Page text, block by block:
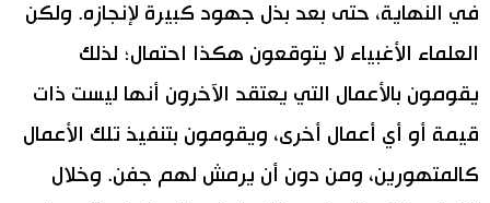
في النهاية، حتى بعد بذل جهود كبيرة لإنجازه. ولكن
العلماء الأغبياء لا يتوقعون هكذا احتمال؛ لذلك
يقومون بالأعمال التي يعتقد الآخرون أنها ليست ذات
قيمة أو أي أعمال أخرى، ويقومون بتنفيذ تلك الأعمال
كالمتهورين، ومن دون أن يرمش لهم جفن. وخلال